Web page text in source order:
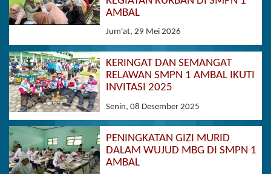
AMBAL
Jum'at, 29 Mei 2026
KERINGAT DAN SEMANGAT
RELAWAN SMPN 1 AMBAL IKUTI
INVITASI 2025
Senin, 08 Desember 2025
PENINGKATAN GIZI MURID
DALAM WUJUD MBG DI SMPN 1
AMBAL